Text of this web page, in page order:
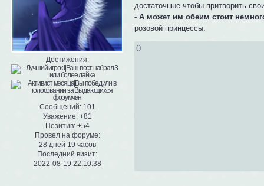
Достижения:
Сообщений:101
Уважение: +81
Позитив: +54
Провел на форуме:
28 дней 19 часов
Последний визит:
2022-08-19 22:10:38
достаточные чтобы притворить
- А может им обеим стоит
розовой принцессы.
0